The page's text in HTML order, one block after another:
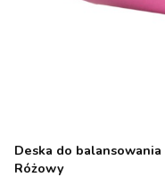
Deska do
Różowy